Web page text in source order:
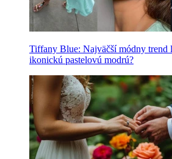
Tiffany Blue: Najväčší módny trend
ikonickú pastelovú modrú?